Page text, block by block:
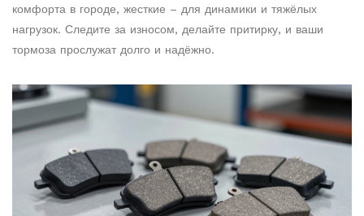
комфорта в городе, жесткие – для динамики и тяжёлых
нагрузок. Следите за износом, делайте притирку, и ваши
тормоза прослужат долго и надёжно.